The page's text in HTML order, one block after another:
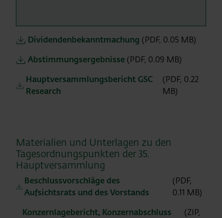
Dividendenbekanntmachung (PDF, 0.05 MB)
Abstimmungsergebnisse (PDF, 0.09 MB)
Hauptversammlungsbericht GSC
Research
(PDF, 0.22
MB)
Materialien und Unterlagen zu den
Tagesordnungspunkten der 35.
Hauptversammlung
Beschlussvorschläge des
Aufsichtsrats und des Vorstands
(PDF,
0.11 MB)
Konzernlagebericht, Konzernabschluss
(ZIP,